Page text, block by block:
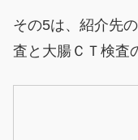
その5は、紹介先
査と大腸ＣＴ検査